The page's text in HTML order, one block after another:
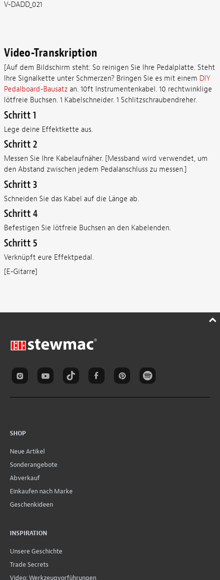
V-DADD_021
Video-Transkription
[Auf dem Bildschirm steht: So reinigen Sie Ihre Pedalplatte. Steht
Ihre Signalkette unter Schmerzen? Bringen Sie es mit einem DIY
Pedalboard-Bausatz an. 10ft Instrumentenkabel. 10 rechtwinklige
lötfreie Buchsen. 1 Kabelschneider. 1 Schlitzschraubendreher.
Schritt 1
Lege deine Effektkette aus.
Schritt 2
Messen Sie Ihre Kabelaufnäher. [Messband wird verwendet, um
den Abstand zwischen jedem Pedalanschluss zu messen.]
Schritt 3
Schneiden Sie das Kabel auf die Länge ab.
Schritt 4
Befestigen Sie lötfreie Buchsen an den Kabelenden.
Schritt 5
Verknüpft eure Effektpedal.
[E-Gitarre]
SHOP
Neue Artikel
Sonderangebote
Abverkauf
Einkaufen nach Marke
Geschenkideen
INSPIRATION
Unsere Geschichte
Trade Secrets
Video: Werkzeugvorführungen